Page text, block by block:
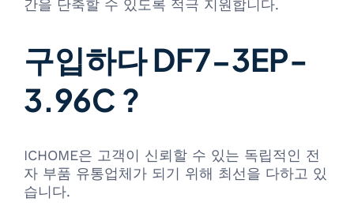
간을 단축할 수 있도록 적극 지원합니다.
구입하다 DF7-3EP-
3.96C ?
ICHOME은 고객이 신뢰할 수 있는 독립적인 전
자 부품 유통업체가 되기 위해 최선을 다하고 있
습니다.